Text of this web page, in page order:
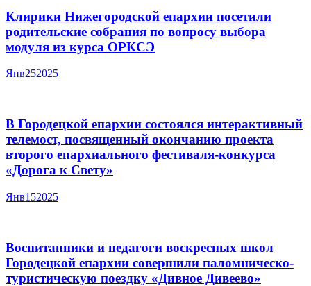
Клирики Нижегородской епархии посетили
родительские собрания по вопросу выбора
модуля из курса ОРКСЭ
Янв252025
В Городецкой епархии состоялся интерактивный
телемост, посвященный окончанию проекта
второго епархиального фестиваля-конкурса
«Дорога к Свету»
Янв152025
Воспитанники и педагоги воскресных школ
Городецкой епархии совершили паломническо-
туристическую поездку «Дивное Дивеево»